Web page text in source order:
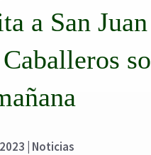
a San
Noticias